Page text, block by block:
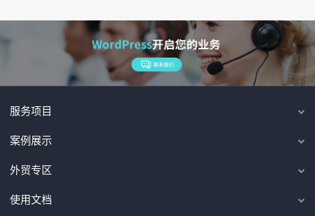
服务项目
案例展示
外贸专区
使用文档